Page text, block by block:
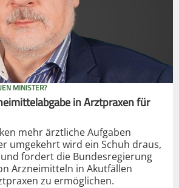
MINISTER?
in Arztpraxen für
mehr ärztliche Aufgaben
umgekehrt wird ein Schuh draus,
und fordert die Bundesregierung
Arzneimitteln in Akutfällen
zu ermöglichen.